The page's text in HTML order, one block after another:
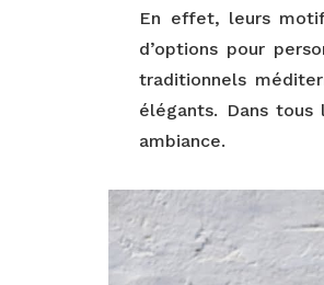
En effet, leurs
d’options pour
traditionnels
élégants. Dans
ambiance.